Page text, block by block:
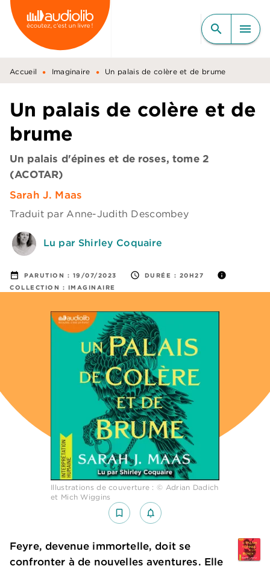
MENU RECHERCHE
CONTENU
PIED DE PAGE
search menu
Accueil • Imaginaire • Un palais de colère et de brume
Un palais de colère et de
brume
Un palais d'épines et de roses, tome 2
(ACOTAR)
Sarah J. Maas
Traduit parAnne-Judith Descombey
Lu par Shirley Coquaire
date_range PARUTION : 19/07/2023 access_time DURÉE : 20H27 info
COLLECTION : IMAGINAIRE
Illustrations de couverture : © Adrian Dadich
et Mich Wiggins
bookmark_border notifications_none_outlined
Feyre, devenue immortelle, doit se
confronter à de nouvelles aventures. Elle